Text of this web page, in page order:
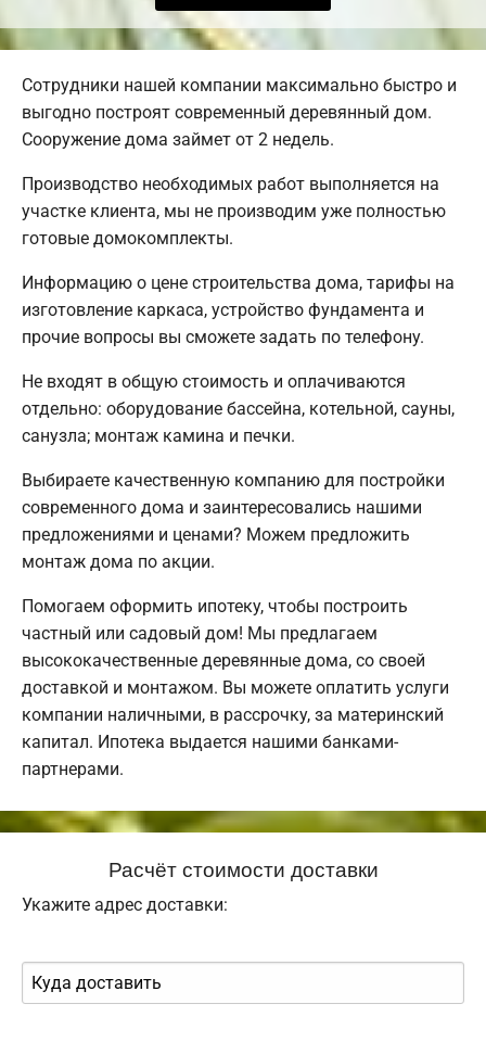
Сотрудники нашей компании максимально быстро и
выгодно построят современный деревянный дом.
Сооружение дома займет от 2 недель.
Производство необходимых работ выполняется на
участке клиента, мы не производим уже полностью
готовые домокомплекты.
Информацию о цене строительства дома, тарифы на
изготовление каркаса, устройство фундамента и
прочие вопросы вы сможете задать по телефону.
Не входят в общую стоимость и оплачиваются
отдельно: оборудование бассейна, котельной, сауны,
санузла; монтаж камина и печки.
Выбираете качественную компанию для постройки
современного дома и заинтересовались нашими
предложениями и ценами? Можем предложить
монтаж дома по акции.
Помогаем оформить ипотеку, чтобы построить
частный или садовый дом! Мы предлагаем
высококачественные деревянные дома, со своей
доставкой и монтажом. Вы можете оплатить услуги
компании наличными, в рассрочку, за материнский
капитал. Ипотека выдается нашими банками-
партнерами.
Расчёт стоимости доставки
Укажите адрес доставки: